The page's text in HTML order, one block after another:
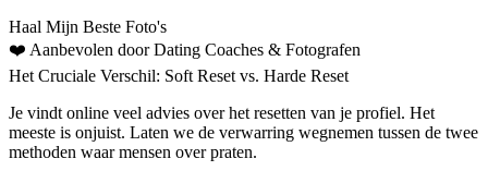
Haal Mijn Beste Foto's
❤️ Aanbevolen door Dating Coaches & Fotografen
Het Cruciale Verschil: Soft Reset vs. Harde Reset
Je vindt online veel advies over het resetten van je profiel. Het
meeste is onjuist. Laten we de verwarring wegnemen tussen de twee
methoden waar mensen over praten.